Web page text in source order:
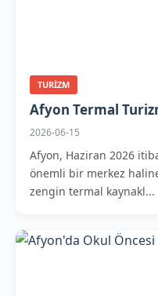
TURIZM
Afyon Termal
2026-06-15
Afyon, Haziran 2026
önemli bir merkez
zengin termal kaynakl...